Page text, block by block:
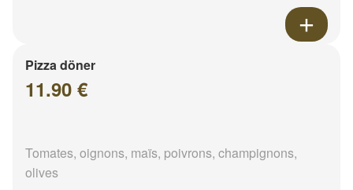
Pizza döner
11.90 €
Tomates, oignons, maïs, poivrons, champignons,
olives